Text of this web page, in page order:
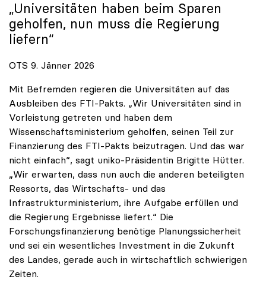
„Universitäten haben beim Sparen
geholfen, nun muss die Regierung
liefern“
OTS 9. Jänner 2026
Mit Befremden regieren die Universitäten auf das
Ausbleiben des FTI-Pakts. „Wir Universitäten sind in
Vorleistung getreten und haben dem
Wissenschaftsministerium geholfen, seinen Teil zur
Finanzierung des FTI-Pakts beizutragen. Und das war
nicht einfach“, sagt uniko-Präsidentin Brigitte Hütter.
„Wir erwarten, dass nun auch die anderen beteiligten
Ressorts, das Wirtschafts- und das
Infrastrukturministerium, ihre Aufgabe erfüllen und
die Regierung Ergebnisse liefert.“ Die
Forschungsfinanzierung benötige Planungssicherheit
und sei ein wesentliches Investment in die Zukunft
des Landes, gerade auch in wirtschaftlich schwierigen
Zeiten.